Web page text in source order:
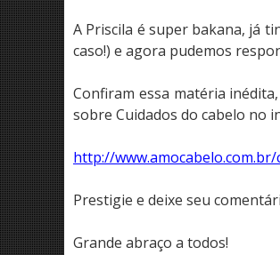
A Priscila é super bakana, já
caso!) e agora pudemos
Confiram essa matéria
sobre Cuidados do cabelo no
http://
Prestigie e deixe seu
Grande abraço a todos!